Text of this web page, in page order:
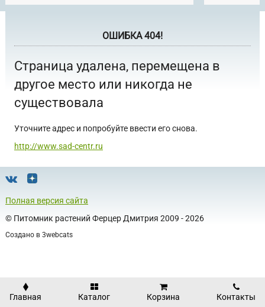
ОШИБКА 404!
Страница удалена, перемещена в
другое место или никогда не
существовала
Уточните адрес и попробуйте ввести его снова.
http://www.sad-centr.ru
Полная версия сайта
© Питомник растений Ферцер Дмитрия 2009 - 2026
Создано в 3webcats
Главная Каталог Корзина Контакты